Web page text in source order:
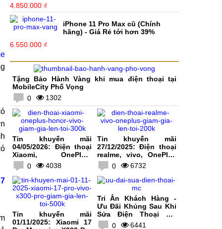
4.850.000 ₫
iPhone 11 Pro Max cũ (Chính
hãng) - Giá Rẻ tới hơn 39%
6.550.000 ₫
Tặng Bảo Hành Vàng khi mua điện thoại tại
MobileCity Phố Vọng
0
1302
Tin khuyến mãi
04/05/2026: Điện thoại
Xiaomi, OnePlus,
HONOR, vivo giảm giá
lên tới 300K
0 4038
Tin khuyến mãi
27/12/2025: Điện thoại
realme, vivo, OnePlus
giảm giá lên tới 200K
0 6732
Tin khuyến mãi
01/11/2025: Xiaomi 17
Tri Ân Khách Hàng -
Ưu Đãi Khủng Sau Khi
Sửa Điện Thoại Tại
MobileCity
0 6441